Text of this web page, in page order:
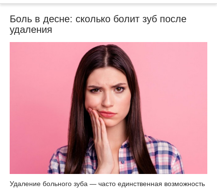
Боль в десне: сколько болит зуб после
удаления
Удаление больного зуба — часто единственная возможность